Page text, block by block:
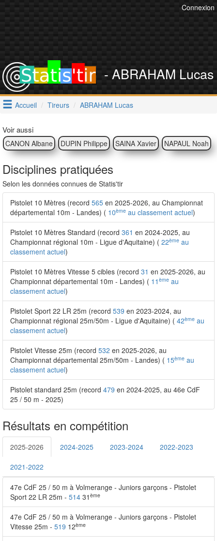
Connexion
- ABRAHAM Lucas
Accueil Tireurs ABRAHAM Lucas
Voir aussi
CANON Albane DUPIN Philippe SAINA Xavier NAPAUL Noah
Disciplines pratiquées
Selon les données connues de Statis'tir
Pistolet 10 Mètres (record 565 en 2025-2026, au Championnat
départemental 10m - Landes) ( 10ème au classement actuel)
Pistolet 10 Mètres Standard (record 361 en 2024-2025, au
Championnat régional 10m - Ligue d'Aquitaine) ( 22ème au
classement actuel)
Pistolet 10 Mètres Vitesse 5 cibles (record 31 en 2025-2026, au
Championnat départemental 10m - Landes) ( 11 ème au
classement actuel)
Pistolet Sport 22 LR 25m (record 539 en 2023-2024, au
Championnat régional 25m/50m - Ligue d'Aquitaine) ( 42ème au
classement actuel)
Pistolet Vitesse 25m (record 532 en 2025-2026, au
Championnat départemental 25m/50m - Landes) ( 15ème au
classement actuel)
Pistolet standard 25m (record 479 en 2024-2025, au 46e CdF
25 / 50 m - 2025)
Résultats en compétition
2025-2026 2024-2025 2023-2024 2022-2023
2021-2022
47e CdF 25 / 50 m à Volmerange - Juniors garçons - Pistolet
Sport 22 LR 25m - 514 31 ème
47e CdF 25 / 50 m à Volmerange - Juniors garçons - Pistolet
Vitesse 25m - 519 12ème